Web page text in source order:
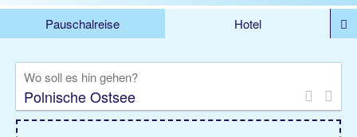
Pauschalreise
Hotel
Kreuzfahrten
Rundreisen
Privattransfer
Zusatzleistungen
Wo soll es hin gehen?